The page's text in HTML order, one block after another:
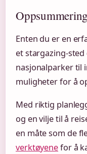
Oppsummering
Enten du er en
et stargazing-sted
nasjonalparker til
muligheter for å
Med riktig
og en vilje til å
en måte som de
verktøyenefor å